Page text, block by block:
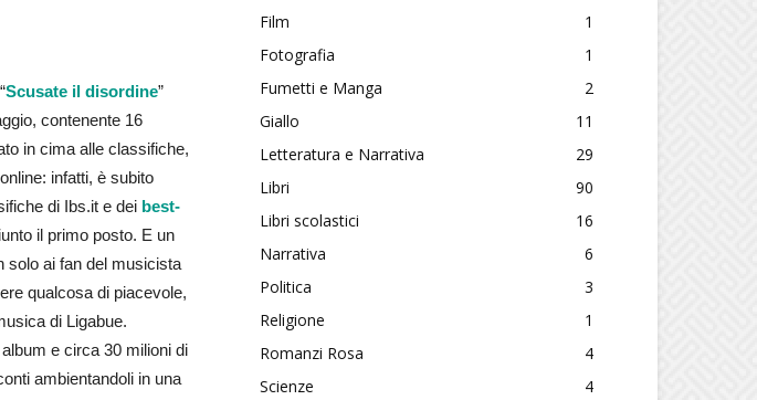
Scusate il disordine”
contenente 16
in cima alle classifiche,
infatti, è subito
di Ibs.it e dei best-
il primo posto. E un
solo ai fan del musicista
qualcosa di piacevole,
di Ligabue.
e circa 30 milioni di
ambientandoli in una
Film
1
Fotografia
1
Fumetti e Manga
2
Giallo
11
Letteratura e Narrativa
29
Libri
90
Libri scolastici
16
Narrativa
6
Politica
3
Religione
1
Romanzi Rosa
4
Scienze
4